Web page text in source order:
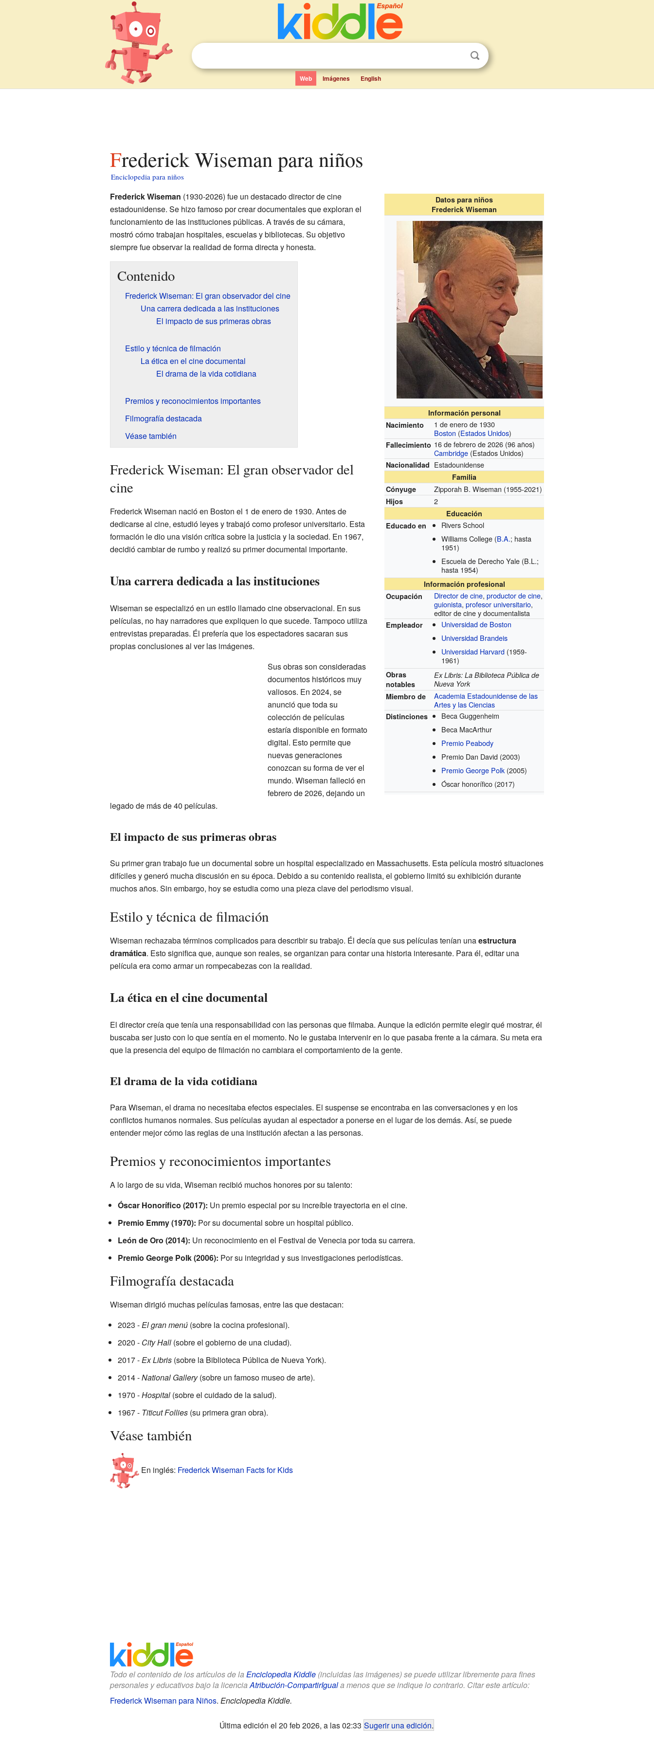
Web Imágenes English
Frederick Wiseman para niños
Enciclopedia para niños
Datos para niños
Frederick Wiseman
Información personal
Nacimiento
1 de enero de 1930
Boston (Estados Unidos)
Fallecimiento 16 de febrero de 2026 (96 años)
Cambridge (Estados Unidos)
Nacionalidad Estadounidense
Familia
Cónyuge
Zipporah B. Wiseman (1955-2021)
Hijos 2
Educación
Educado en
Rivers School
Williams College (B.A.; hasta
1951)
Escuela de Derecho Yale (B.L.;
hasta 1954)
Información profesional
Ocupación
Director de cine,productor de cine,
guionista,profesor universitario,
editor de cine y documentalista
Empleador
Universidad de Boston
Universidad Brandeis
Universidad Harvard (1959-
1961)
Obras
notables
Ex Libris: La Biblioteca Pública de
Nueva York
Miembro de
Academia Estadounidense de las
Artes y las Ciencias
Distinciones
Beca Guggenheim
Beca MacArthur
Premio Peabody
Premio Dan David (2003)
Premio George Polk (2005)
Óscar honorífico (2017)
Frederick Wiseman (1930-2026) fue un destacado director de cine
estadounidense. Se hizo famoso por crear documentales que exploran el
funcionamiento de las instituciones públicas. A través de su cámara,
mostró cómo trabajan hospitales, escuelas y bibliotecas. Su objetivo
siempre fue observar la realidad de forma directa y honesta.
Contenido
Frederick Wiseman: El gran observador del cine
Una carrera dedicada a las instituciones
El impacto de sus primeras obras
Estilo y técnica de filmación
La ética en el cine documental
El drama de la vida cotidiana
Premios y reconocimientos importantes
Filmografía destacada
Véase también
Frederick Wiseman: El gran observador del
cine
Frederick Wiseman nació en Boston el 1 de enero de 1930. Antes de
dedicarse al cine, estudió leyes y trabajó como profesor universitario. Esta
formación le dio una visión crítica sobre la justicia y la sociedad. En 1967,
decidió cambiar de rumbo y realizó su primer documental importante.
Una carrera dedicada a las instituciones
Wiseman se especializó en un estilo llamado cine observacional. En sus
películas, no hay narradores que expliquen lo que sucede. Tampoco utiliza
entrevistas preparadas. Él prefería que los espectadores sacaran sus
propias conclusiones al ver las imágenes.
Sus obras son consideradas
documentos históricos muy
valiosos. En 2024, se
anunció que toda su
colección de películas
estaría disponible en formato
digital. Esto permite que
nuevas generaciones
conozcan su forma de ver el
mundo. Wiseman falleció en
febrero de 2026, dejando un
legado de más de 40 películas.
El impacto de sus primeras obras
Su primer gran trabajo fue un documental sobre un hospital especializado en Massachusetts. Esta película mostró situaciones
difíciles y generó mucha discusión en su época. Debido a su contenido realista, el gobierno limitó su exhibición durante
muchos años. Sin embargo, hoy se estudia como una pieza clave del periodismo visual.
Estilo y técnica de filmación
Wiseman rechazaba términos complicados para describir su trabajo. Él decía que sus películas tenían unaestructura
dramática. Esto significa que, aunque son reales, se organizan para contar una historia interesante. Para él, editar una
película era como armar un rompecabezas con la realidad.
La ética en el cine documental
El director creía que tenía una responsabilidad con las personas que filmaba. Aunque la edición permite elegir qué mostrar, él
buscaba ser justo con lo que sentía en el momento. No le gustaba intervenir en lo que pasaba frente a la cámara. Su meta era
que la presencia del equipo de filmación no cambiara el comportamiento de la gente.
El drama de la vida cotidiana
Para Wiseman, el drama no necesitaba efectos especiales. El suspense se encontraba en las conversaciones y en los
conflictos humanos normales. Sus películas ayudan al espectador a ponerse en el lugar de los demás. Así, se puede
entender mejor cómo las reglas de una institución afectan a las personas.
Premios y reconocimientos importantes
A lo largo de su vida, Wiseman recibió muchos honores por su talento:
Óscar Honorífico (2017): Un premio especial por su increíble trayectoria en el cine.
Premio Emmy (1970): Por su documental sobre un hospital público.
León de Oro (2014): Un reconocimiento en el Festival de Venecia por toda su carrera.
Premio George Polk (2006): Por su integridad y sus investigaciones periodísticas.
Filmografía destacada
Wiseman dirigió muchas películas famosas, entre las que destacan:
2023 -El gran menú(sobre la cocina profesional).
2020 - City Hall(sobre el gobierno de una ciudad).
2017 -Ex Libris(sobre la Biblioteca Pública de Nueva York).
2014 -National Gallery(sobre un famoso museo de arte).
1970 -Hospital(sobre el cuidado de la salud).
1967 - Titicut Follies(su primera gran obra).
Véase también
En inglés: Frederick Wiseman Facts for Kids
Todo el contenido de los artículos de la Enciclopedia Kiddle(incluidas las imágenes) se puede utilizar libremente para fines
personales y educativos bajo la licenciaAtribución-CompartirIguala menos que se indique lo contrario. Citar este artículo:
Frederick Wiseman para Niños. Enciclopedia Kiddle.
Última edición el 20 feb 2026, a las 02:33 Sugerir una edición.